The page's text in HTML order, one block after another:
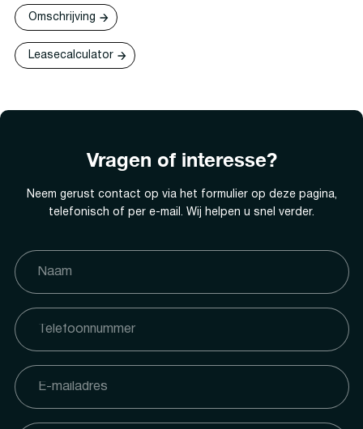
Omschrijving
Leasecalculator
Vragen of interesse?
Neem gerust contact op via het formulier op deze pagina,
telefonisch of per e-mail. Wij helpen u snel verder.